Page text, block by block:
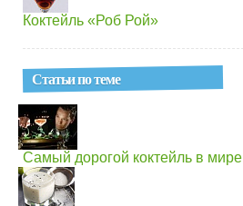
Коктейль «Роб Рой»
Статьи по теме
Самый дорогой коктейль в мире